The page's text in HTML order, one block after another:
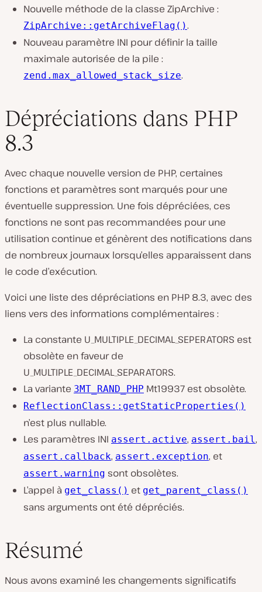
Nouvelle méthode de la classe ZipArchive :
ZipArchive::getArchiveFlag().
Nouveau paramètre INI pour définir la taille
maximale autorisée de la pile :
zend.max_allowed_stack_size.
Dépréciations dans PHP
8.3
Avec chaque nouvelle version de PHP, certaines
fonctions et paramètres sont marqués pour une
éventuelle suppression. Une fois dépréciées, ces
fonctions ne sont pas recommandées pour une
utilisation continue et génèrent des notifications dans
de nombreux journaux lorsqu’elles apparaissent dans
le code d’exécution.
Voici une liste des dépréciations en PHP 8.3, avec des
liens vers des informations complémentaires :
La constante U_MULTIPLE_DECIMAL_SEPERATORS est
obsolète en faveur de
U_MULTIPLE_DECIMAL_SEPARATORS.
La variante 3MT_RAND_PHP Mt19937 est obsolète.
ReflectionClass::getStaticProperties()
n’est plus nullable.
Les paramètres INI assert.active, assert.bail,
assert.callback, assert.exception, et
assert.warning sont obsolètes.
L’appel à get_class() et get_parent_class()
sans arguments ont été dépréciés.
Résumé
Nous avons examiné les changements significatifs